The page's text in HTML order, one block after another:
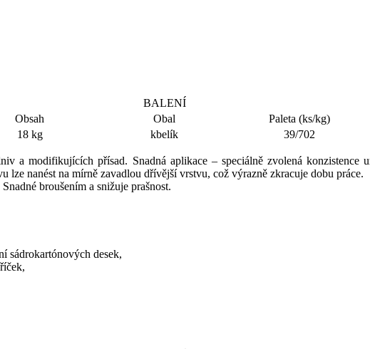
BALENÍ
Obsah Obal
Paleta (ks/kg)
18 kg kbelík 39/702
a modifikujících přísad. Snadná aplikace – speciálně zvolená konzistence
lze nanést na mírně zavadlou dřívější vrstvu, což výrazně zkracuje dobu práce.
broušením a snižuje prašnost.
sádrokartónových desek,